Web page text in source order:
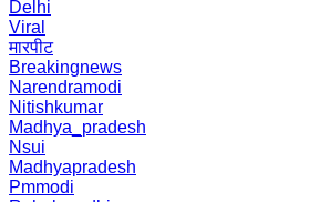
Delhi
Viral
मारपीट
Breakingnews
Narendramodi
Nitishkumar
Madhya_pradesh
Nsui
Madhyapradesh
Pmmodi